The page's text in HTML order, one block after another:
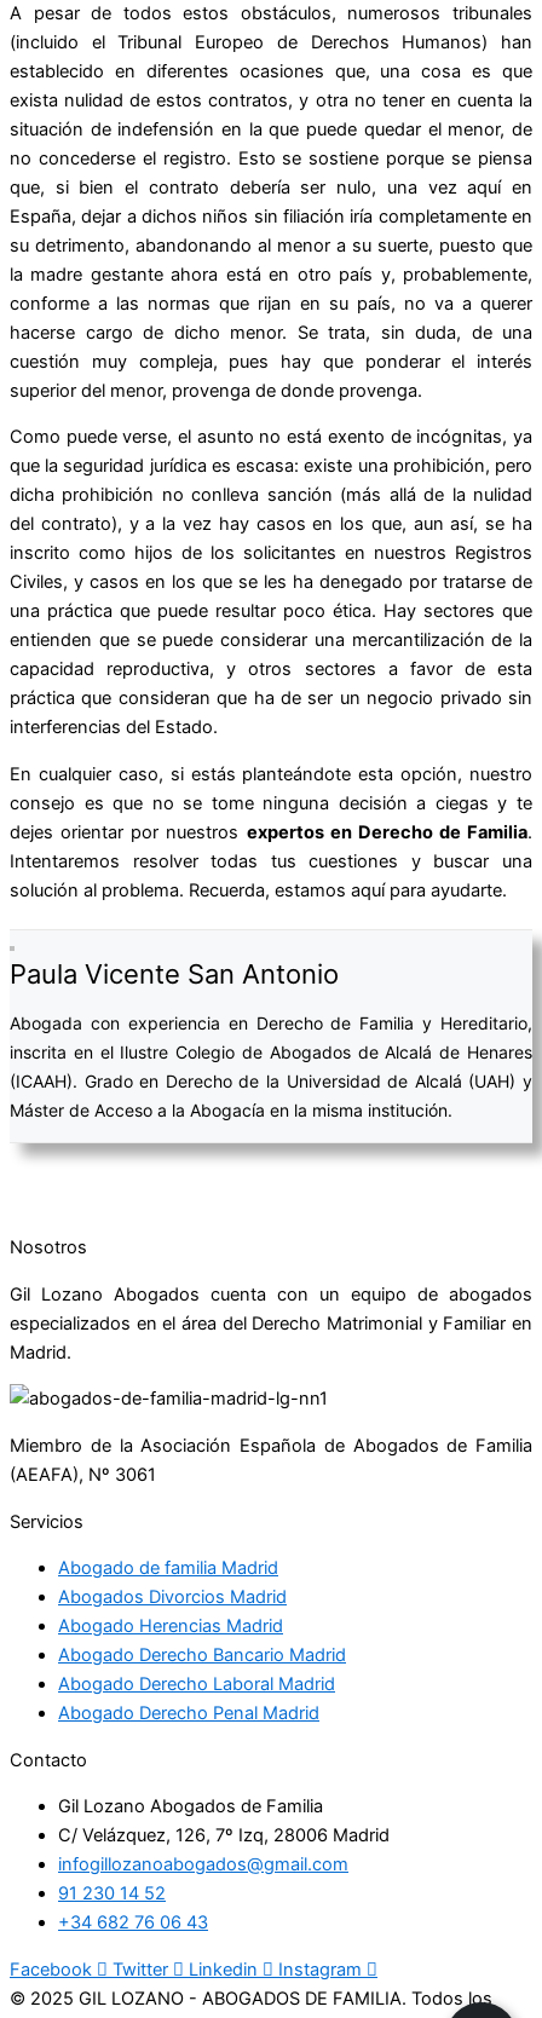
A pesar de todos estos obstáculos, numerosos tribunales
(incluido el Tribunal Europeo de Derechos Humanos) han
establecido en diferentes ocasiones que, una cosa es que
exista nulidad de estos contratos, y otra no tener en cuenta la
situación de indefensión en la que puede quedar el menor, de
no concederse el registro. Esto se sostiene porque se piensa
que, si bien el contrato debería ser nulo, una vez aquí en
España, dejar a dichos niños sin filiación iría completamente en
su detrimento, abandonando al menor a su suerte, puesto que
la madre gestante ahora está en otro país y, probablemente,
conforme a las normas que rijan en su país, no va a querer
hacerse cargo de dicho menor. Se trata, sin duda, de una
cuestión muy compleja, pues hay que ponderar el interés
superior del menor, provenga de donde provenga.
Como puede verse, el asunto no está exento de incógnitas, ya
que la seguridad jurídica es escasa: existe una prohibición, pero
dicha prohibición no conlleva sanción (más allá de la nulidad
del contrato), y a la vez hay casos en los que, aun así, se ha
inscrito como hijos de los solicitantes en nuestros Registros
Civiles, y casos en los que se les ha denegado por tratarse de
una práctica que puede resultar poco ética. Hay sectores que
entienden que se puede considerar una mercantilización de la
capacidad reproductiva, y otros sectores a favor de esta
práctica que consideran que ha de ser un negocio privado sin
interferencias del Estado.
En cualquier caso, si estás planteándote esta opción, nuestro
consejo es que no se tome ninguna decisión a ciegas y te
dejes orientar por nuestros expertos en Derecho de Familia.
Intentaremos resolver todas tus cuestiones y buscar una
solución al problema. Recuerda, estamos aquí para ayudarte.
Paula Vicente San Antonio
Abogada con experiencia en Derecho de Familia y Hereditario,
inscrita en el Ilustre Colegio de Abogados de Alcalá de Henares
(ICAAH). Grado en Derecho de la Universidad de Alcalá (UAH) y
Máster de Acceso a la Abogacía en la misma institución.
Nosotros
Gil Lozano Abogados cuenta con un equipo de abogados
especializados en el área del Derecho Matrimonial y Familiar en
Madrid.
Miembro de la Asociación Española de Abogados de Familia
(AEAFA), Nº 3061
Servicios
Abogado de familia Madrid
Abogados Divorcios Madrid
Abogado Herencias Madrid
Abogado Derecho Bancario Madrid
Abogado Derecho Laboral Madrid
Abogado Derecho Penal Madrid
Contacto
Gil Lozano Abogados de Familia
C/ Velázquez, 126, 7º Izq, 28006 Madrid
infogillozanoabogados@gmail.com
91 230 14 52
+34 682 76 06 43
Facebook Twitter Linkedin
Instagram
© 2025 GIL LOZANO - ABOGADOS DE FAMILIA. Todos los